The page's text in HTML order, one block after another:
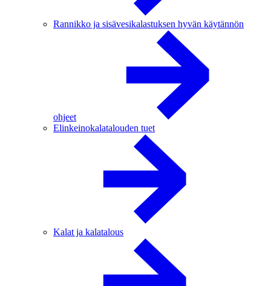
Rannikko ja sisävesikalastuksen hyvän käytännön
ohjeet
Elinkeinokalatalouden tuet
Kalat ja kalatalous